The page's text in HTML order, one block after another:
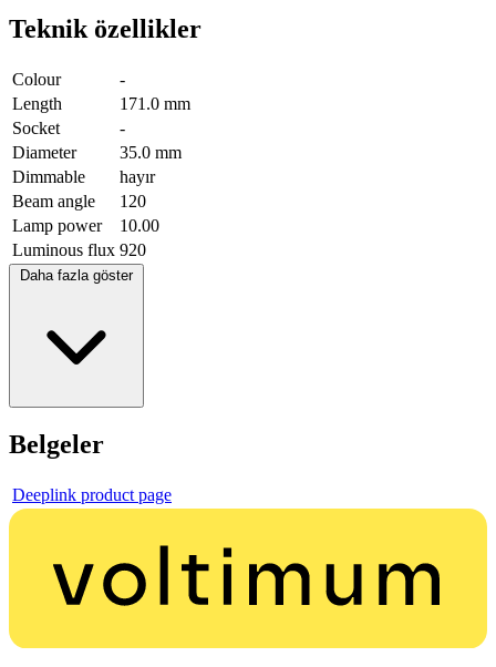
Teknik özellikler
Colour
-
Length
171.0 mm
Socket
-
Diameter
35.0 mm
Dimmable
hayır
Beam angle
120
Lamp power
10.00
Luminous flux 920
Daha fazla göster
Belgeler
Deeplink product page